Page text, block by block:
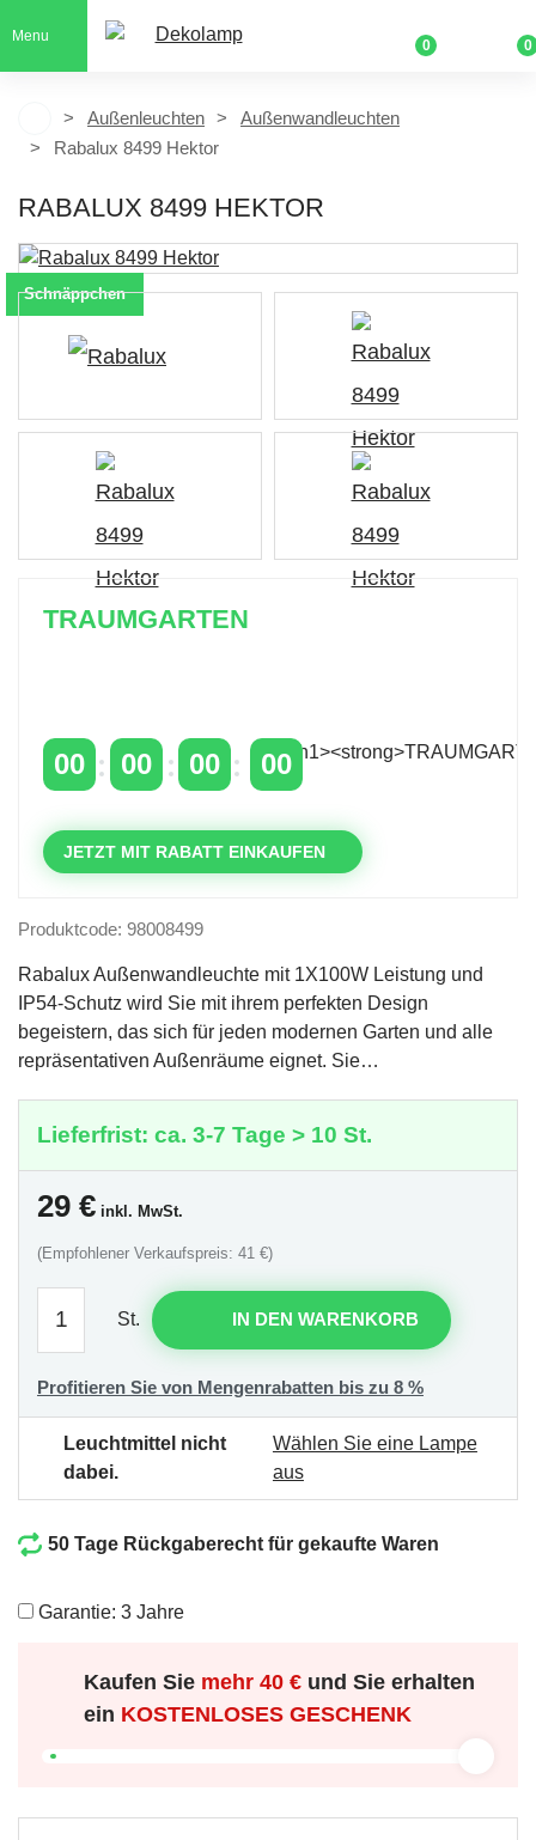
Menu
0 0
Außenleuchten
Außenwandleuchten
Rabalux 8499 Hektor
RABALUX 8499 HEKTOR
Schnäppchen
TRAUMGARTEN
00 00 00 00
JETZT MIT RABATT EINKAUFEN
Produktcode: 98008499
Rabalux Außenwandleuchte mit 1X100W Leistung und
IP54-Schutz wird Sie mit ihrem perfekten Design
begeistern, das sich für jeden modernen Garten und alle
repräsentativen Außenräume eignet. Sie…
Lieferfrist: ca. 3-7 Tage > 10 St.
29 € inkl. MwSt.
(Empfohlener Verkaufspreis: 41 €)
St. IN DEN WARENKORB
Profitieren Sie von Mengenrabatten bis zu 8 %
Leuchtmittel nicht
dabei.
Wählen Sie eine Lampe
aus
50 Tage Rückgaberecht für gekaufte Waren
Garantie: 3 Jahre
Kaufen Sie mehr40 €und Sie erhalten
ein KOSTENLOSES GESCHENK